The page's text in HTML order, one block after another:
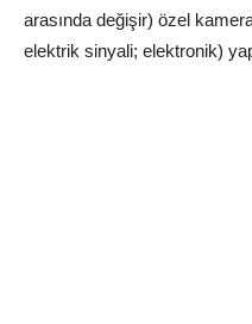
arasında değişir) özel
elektrik sinyali; elektronik)